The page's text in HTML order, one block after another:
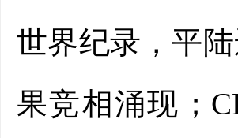
世界纪录，平
果竞相涌现；